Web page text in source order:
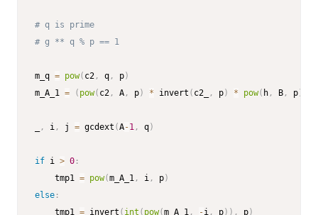
# q is prime
# g ** q % p == 1
m_q = pow( c2 , q , p)
m_A_1 = ( pow( c2 , A , p) * invert ( c2_ , p) * pow( h , B , p)
, i , j = gcdext (A-1 , q)
if i > 0 :
    tmp1
= pow(m_A_1 , i , p)
else :
    tmp1
= invert ( int ( pow(m_A_1 , -i , p) ) , p)